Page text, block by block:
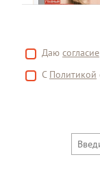
Даю согласие
С Политикой